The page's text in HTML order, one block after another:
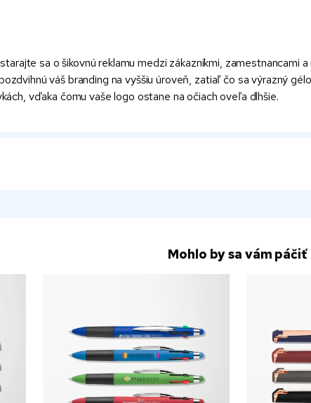
sa o šikovnú reklamu medzi zákazníkmi, zamestnancami
váš branding na vyššiu úroveň, zatiaľ čo sa výrazný
vďaka čomu vaše logo ostane na očiach oveľa dlhšie.
Mohlo by sa vám páčiť